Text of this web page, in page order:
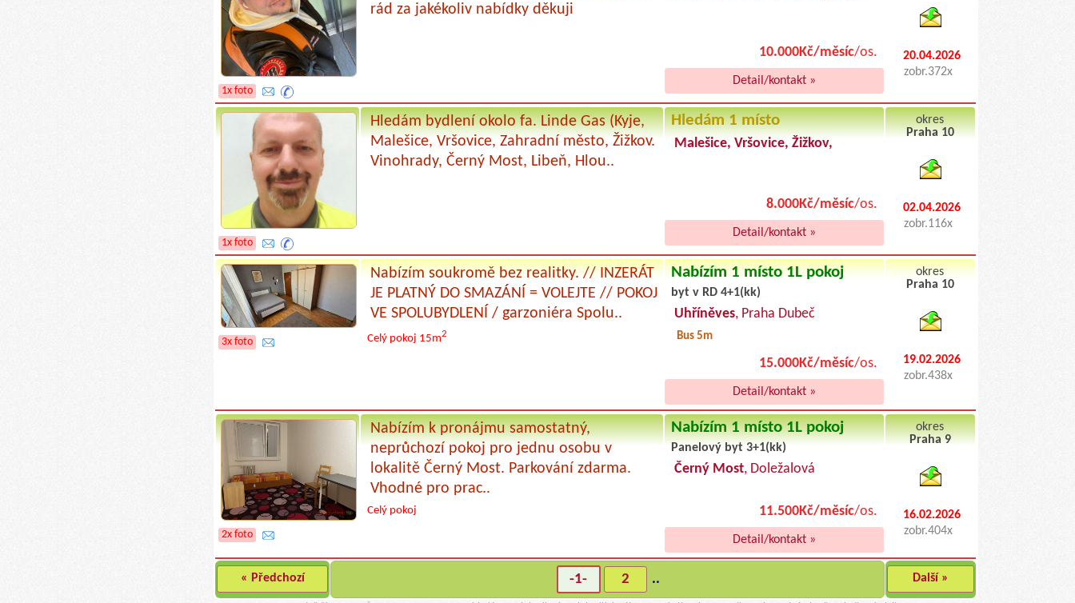
1x foto
rád za jakékoliv nabídky děkuji
10.000Kč/měsíc/os.
Detail/kontakt »
20.04.2026
zobr.372x
1x foto
Hledám bydlení okolo fa. Linde Gas (Kyje,
Malešice, Vršovice, Zahradní město, Žižkov.
Vinohrady, Černý Most, Libeň, Hlou..
Hledám 1 místo
Malešice, Vršovice, Žižkov,
8.000Kč/měsíc/os.
Detail/kontakt »
okres
Praha 10
02.04.2026
zobr.116x
3x foto
Nabízím soukromě bez realitky. // INZERÁT
JE PLATNÝ DO SMAZÁNÍ = VOLEJTE // POKOJ
VE SPOLUBYDLENÍ / garzoniéra Spolu..
Celý pokoj 15m2
Nabízím 1 místo 1L pokoj
byt v RD 4+1(kk)
Uhříněves, Praha Dubeč
Bus 5m
15.000Kč/měsíc/os.
Detail/kontakt »
okres
Praha 10
19.02.2026
zobr.438x
2x foto
Nabízím k pronájmu samostatný,
neprůchozí pokoj pro jednu osobu v
lokalitě Černý Most. Parkování zdarma.
Vhodné pro prac..
Celý pokoj
Nabízím 1 místo 1L pokoj
Panelový byt 3+1(kk)
Černý Most, Doležalová
11.500Kč/měsíc/os.
Detail/kontakt »
okres
Praha 9
16.02.2026
zobr.404x
« Předchozí -1- 2 .. Další »